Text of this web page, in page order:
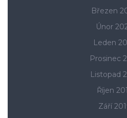
Březen
Únor
Leden
Prosinec
Listopad
Říjen
Září